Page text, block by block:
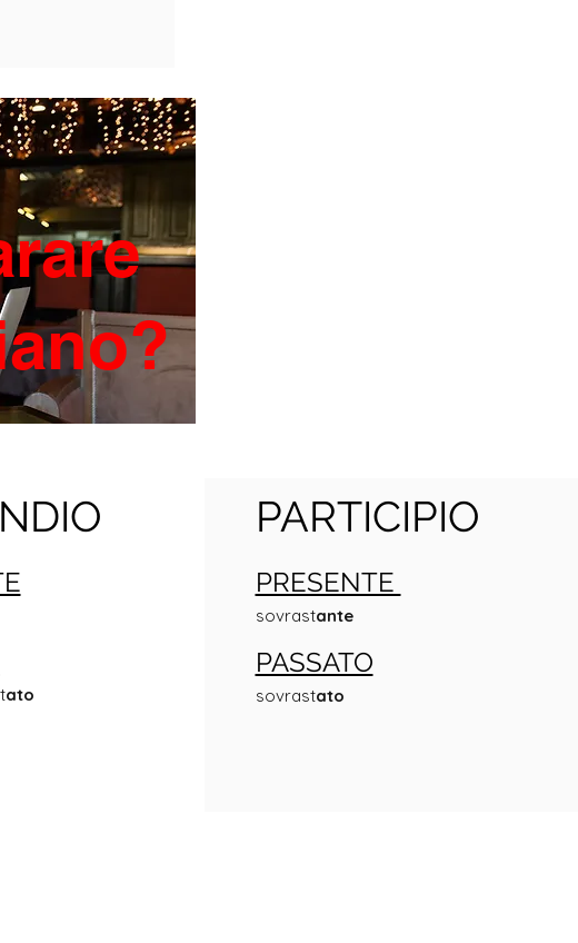
ato
PARTICIPIO
PRESENTE
sovrastante
PASSATO
sovrastato